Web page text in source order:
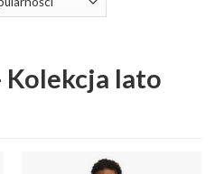
Kolekcja lato